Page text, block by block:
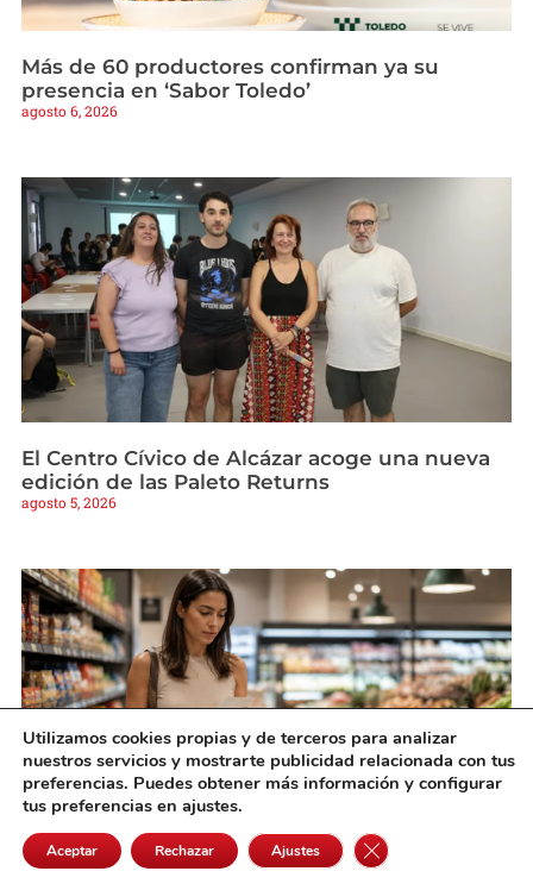
Más de 60 productores confirman ya su
presencia en ‘Sabor Toledo’
agosto 6, 2026
El Centro Cívico de Alcázar acoge una nueva
edición de las Paleto Returns
agosto 5, 2026
Precios altos tensan el consumo en Castilla-La
Mancha
Utilizamos cookies propias y de terceros para analizar
nuestros servicios y mostrarte publicidad relacionada con tus
preferencias. Puedes obtener más información y configurar
tus preferencias en ajustes.
Aceptar Rechazar Ajustes Cerrar el banner de